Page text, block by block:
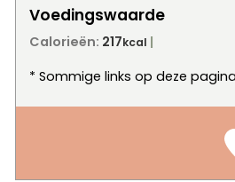
Voedingswaarde
Calorieën: 217kcal
* Sommige links op deze